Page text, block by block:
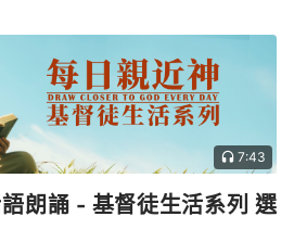
、頌揚，萬物都在彰顯着、訴
，而造物主主宰萬物的一段段
。神主宰萬物的權柄與神的能
處不在、無時不在。當你看見
無處不在的時候，你便會看到
在的。神的權柄、神的能力不
7:43
朗誦 - 基督徒生活系列 選